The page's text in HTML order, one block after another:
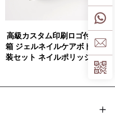
高級カスタム印刷ロゴ付き紙
箱 ジェルネイルケアボトル包
装セット ネイルポリッシュオ
イル包装用 磁石付きギフトボ